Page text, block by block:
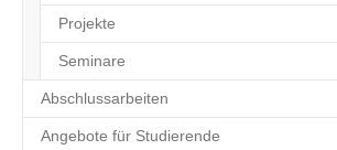
Projekte
Seminare
Abschlussarbeiten
Angebote für Studierende